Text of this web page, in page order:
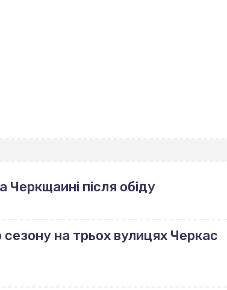
Черкщаині після обіду
на трьох вулицях Черкас